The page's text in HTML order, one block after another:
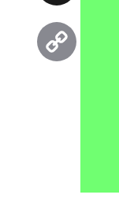
Threads